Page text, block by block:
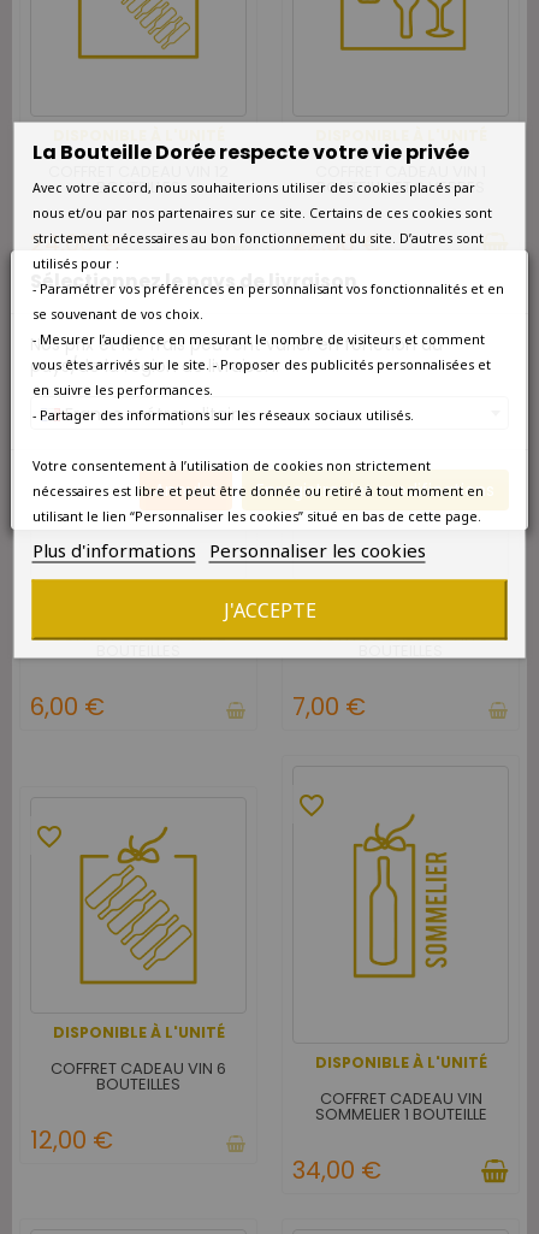
Sélectionnez le pays de livraison
Nos prix et les frais peuvent varier en fonction du
pays/de la région de livraison.
France métropolitaine
Annuler Enregistrer les modifications
BOUTEILLES
24,00 €
COFFRET CADEAU VIN 1
BOUTEILLE ET 2 VERRES
22,00 €
favorite_border
COFFRET CADEAU VIN 2
6,00 €
DISPONIBLE À L'UNITÉ
favorite_border
COFFRET CADEAU VIN 3
7,00 €
DISPONIBLE À L'UNITÉ
favorite_border
COFFRET CADEAU VIN 6
BOUTEILLES
12,00 €
DISPONIBLE À L'UNITÉ
favorite_border
COFFRET CADEAU VIN
SOMMELIER 1 BOUTEILLE
34,00 €
La Bouteille Dorée respecte votre vie privée
Avec votre accord, nous souhaiterions utiliser des cookies placés par
nous et/ou par nos partenaires sur ce site. Certains de ces cookies sont
strictement nécessaires au bon fonctionnement du site. D’autres sont
utilisés pour :
- Paramétrer vos préférences en personnalisant vos fonctionnalités et en
se souvenant de vos choix.
- Mesurer l’audience en mesurant le nombre de visiteurs et comment
vous êtes arrivés sur le site. - Proposer des publicités personnalisées et
en suivre les performances.
- Partager des informations sur les réseaux sociaux utilisés.
Votre consentement à l’utilisation de cookies non strictement
nécessaires est libre et peut être donnée ou retiré à tout moment en
utilisant le lien “Personnaliser les cookies” situé en bas de cette page.
Plus d'informations Personnaliser les cookies
J'ACCEPTE